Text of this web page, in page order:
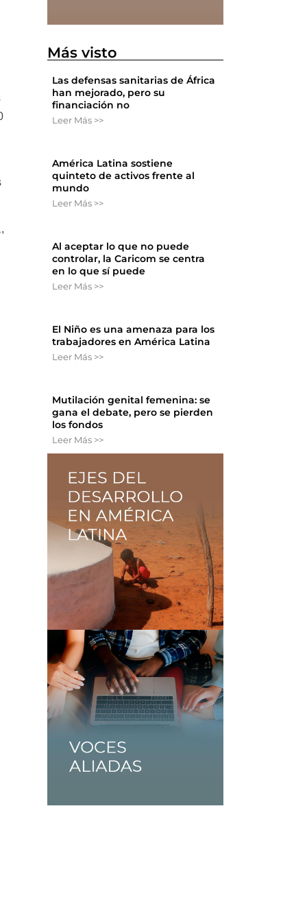
Más visto
Las defensas sanitarias de África
han mejorado, pero su
financiación no
Leer Más >>
América Latina sostiene
quinteto de activos frente al
mundo
Leer Más >>
Al aceptar lo que no puede
controlar, la Caricom se centra
en lo que sí puede
Leer Más >>
El Niño es una amenaza para los
trabajadores en América Latina
Leer Más >>
Mutilación genital femenina: se
gana el debate, pero se pierden
los fondos
Leer Más >>